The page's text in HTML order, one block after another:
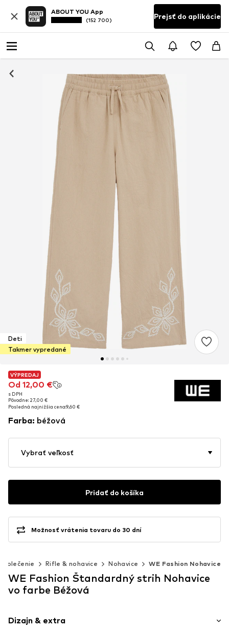
ABOUT YOU App
(152 700) Prejsť do aplikácie
Deti
Takmer vypredané
VÝPREDAJ
Od 12,00 €
s DPH
Pôvodne: 27,00 €
Posledná najnižšia cena:9,60 €
VÝPREDAJ
Od 12,00 €
s DPH
Pôvodne: 27,00 €
Posledná najnižšia cena:9,60 €
Farba: béžová
Vybrať veľkosť
Pridať do košíka
Možnosť vrátenia tovaru do 30 dní
Oblečenie Rifle & nohavice Nohavice WE Fashion Nohavice
WE Fashion Štandardný strih Nohavice
vo farbe Béžová
Dizajn & extra